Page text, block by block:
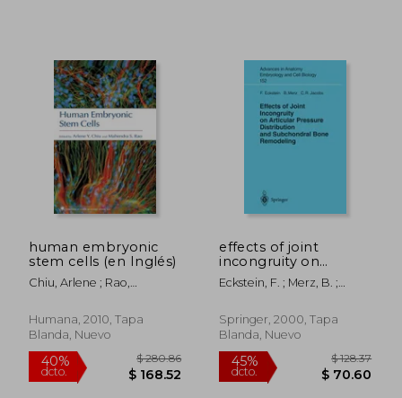
45% $ 83.68 45% $
human embryonic
stem cells (en Inglés)
Chiu, Arlene ; Rao,
Humana, 2010, Tapa
Blanda, Nuevo
effects of joint
incongruity on
articular pressure
distribution and
remodeling (en
Inglés)
Eckstein, F. ; Merz, B. ;
Springer, 2000, Tapa
Blanda, Nuevo